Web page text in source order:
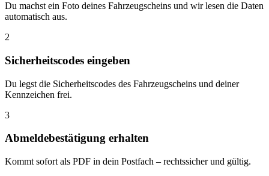
Du machst ein Foto deines Fahrzeugscheins und wir lesen die Daten
automatisch aus.
2
Sicherheitscodes eingeben
Du legst die Sicherheitscodes des Fahrzeugscheins und deiner
Kennzeichen frei.
3
Abmeldebestätigung erhalten
Kommt sofort als PDF in dein Postfach – rechtssicher und gültig.